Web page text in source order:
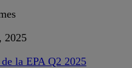
2025
la EPA Q2 2025